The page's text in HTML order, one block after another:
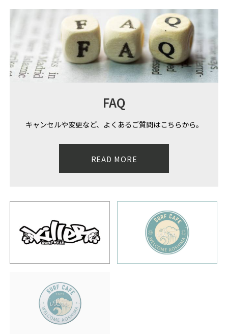
FAQ
キャンセルや変更など、よくあるご質問はこちらから。
READ MORE